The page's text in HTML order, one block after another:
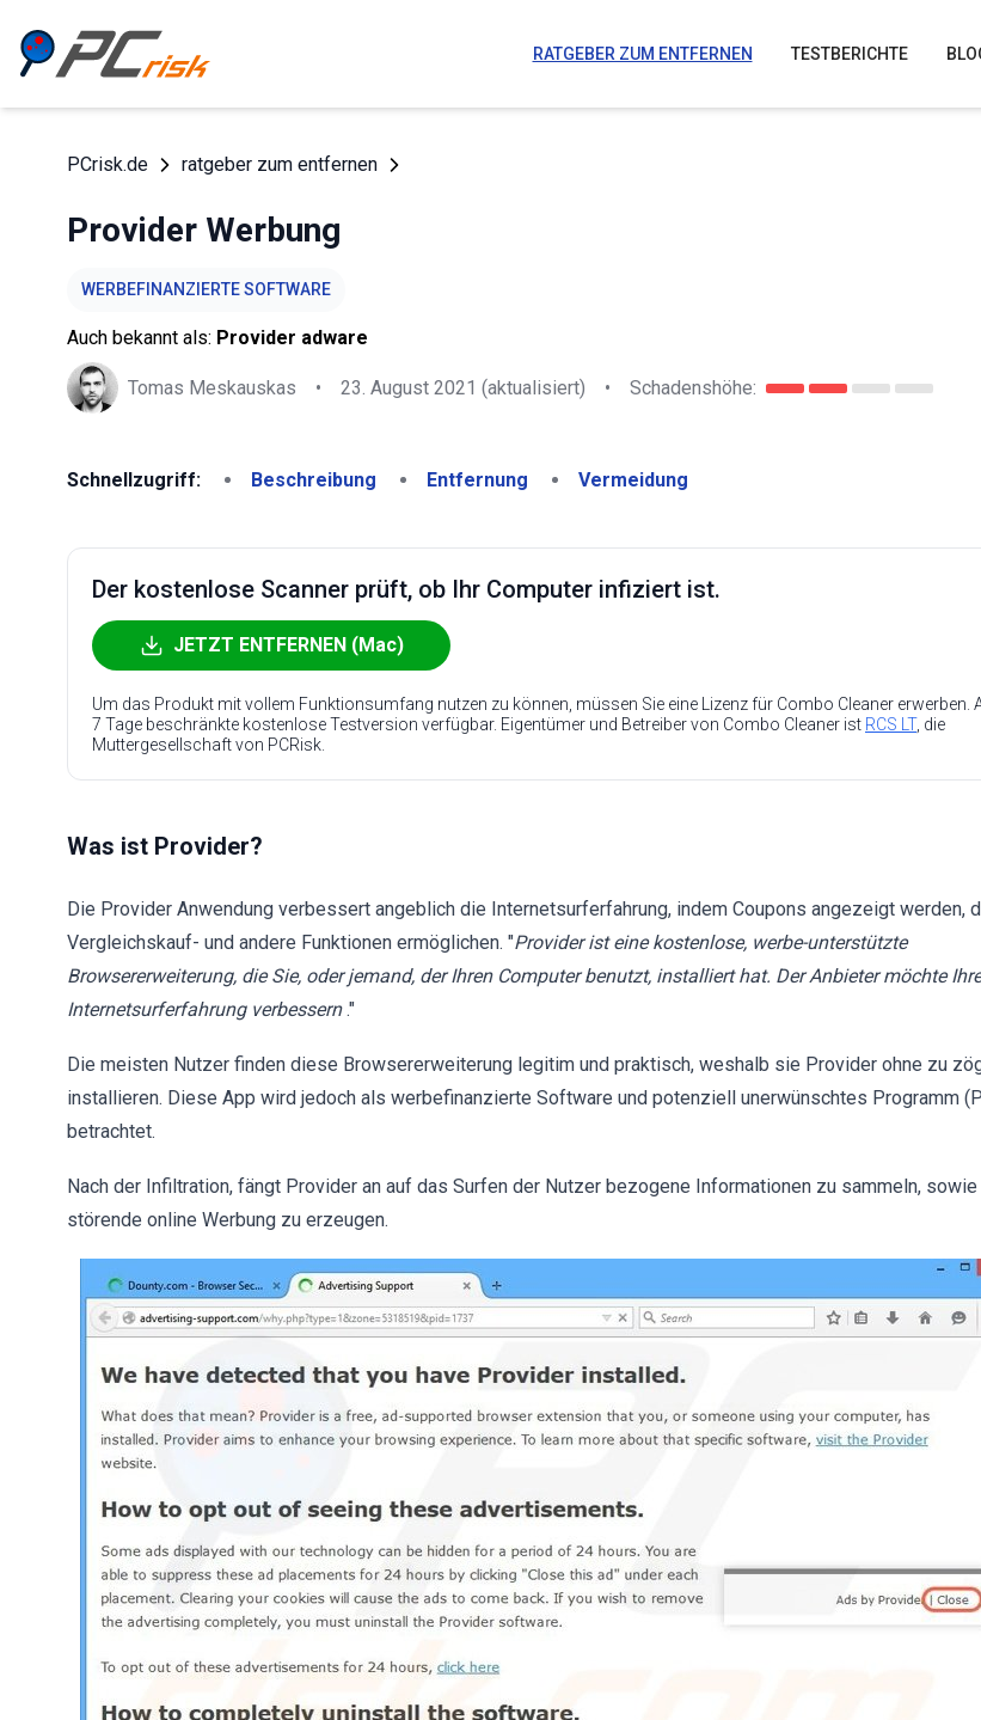
RATGEBER ZUM ENTFERNEN TESTBERICHTE
PCrisk.de ratgeber zum entfernen
Provider Werbung
WERBEFINANZIERTE SOFTWARE
Auch bekannt als: Provider adware
Tomas Meskauskas • 23. August 2021 (aktualisiert) • Schadenshöhe:
Schnellzugriff: Beschreibung Entfernung Vermeidung
Der kostenlose Scanner prüft, ob Ihr Computer infiziert ist.
JETZT ENTFERNEN (Mac)
Um das Produkt mit vollem Funktionsumfang nutzen zu können, müssen Sie eine Lizenz für Combo Cleaner erwerben.
7 Tage beschränkte kostenlose Testversion verfügbar. Eigentümer und Betreiber von Combo Cleaner ist RCS LT, die
Muttergesellschaft von PCRisk.
Was ist Provider?
Die Provider Anwendung verbessert angeblich die Internetsurferfahrung, indem Coupons angezeigt werden,
Vergleichskauf- und andere Funktionen ermöglichen. "Provider ist eine kostenlose, werbe-unterstützte
Browsererweiterung, die Sie, oder jemand, der Ihren Computer benutzt, installiert hat. Der Anbieter möchte Ihre
Internetsurferfahrung verbessern ."
Die meisten Nutzer finden diese Browsererweiterung legitim und praktisch, weshalb sie Provider ohne zu
installieren. Diese App wird jedoch als werbefinanzierte Software und potenziell unerwünschtes Programm
betrachtet.
Nach der Infiltration, fängt Provider an auf das Surfen der Nutzer bezogene Informationen zu sammeln, sowie
störende online Werbung zu erzeugen.